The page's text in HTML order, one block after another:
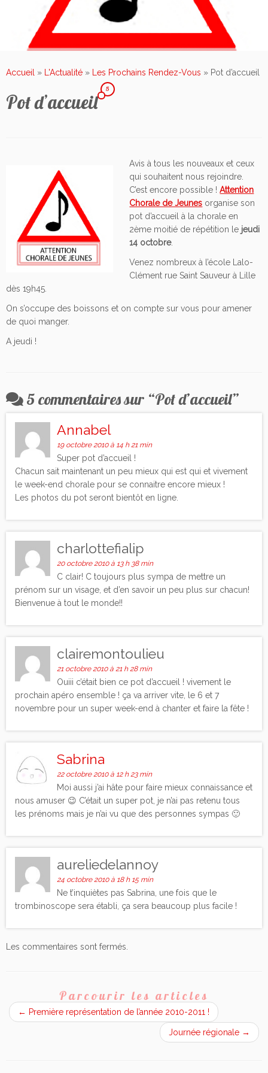
Accueil » L'Actualité » Les Prochains Rendez-Vous » Pot d’accueil
Pot d’accueil
5
Avis à tous les nouveaux et ceux
qui souhaitent nous rejoindre.
C’est encore possible !Attention
Chorale de Jeunes organise son
pot d’accueil à la chorale en
2ème moitié de répétition le jeudi
14 octobre.
Venez nombreux à l’école Lalo-
Clément rue Saint Sauveur à Lille
dès 19h45.
On s’occupe des boissons et on compte sur vous pour amener
de quoi manger.
A jeudi !
5 commentaires sur “Pot d’accueil”
Annabel
19 octobre 2010 à 14 h 21 min
Super pot d’accueil !
Chacun sait maintenant un peu mieux qui est qui et vivement
le week-end chorale pour se connaitre encore mieux !
Les photos du pot seront bientôt en ligne.
charlottefialip
20 octobre 2010 à 13 h 38 min
C clair! C toujours plus sympa de mettre un
prénom sur un visage, et d’en savoir un peu plus sur chacun!
Bienvenue à tout le monde!!
clairemontoulieu
21 octobre 2010 à 21 h 28 min
Ouiii c’était bien ce pot d’accueil ! vivement le
prochain apéro ensemble ! ça va arriver vite, le 6 et 7
novembre pour un super week-end à chanter et faire la fête !
Sabrina
22 octobre 2010 à 12 h 23 min
Moi aussi j’ai hâte pour faire mieux connaissance et
nous amuser 😉 C’était un super pot, je n’ai pas retenu tous
les prénoms mais je n’ai vu que des personnes sympas 🙂
aureliedelannoy
24 octobre 2010 à 18 h 15 min
Ne t’inquiètes pas Sabrina, une fois que le
trombinoscope sera établi, ça sera beaucoup plus facile !
Les commentaires sont fermés.
Parcourir les articles
← Première représentation de l’année 2010-2011 !
Journée régionale →